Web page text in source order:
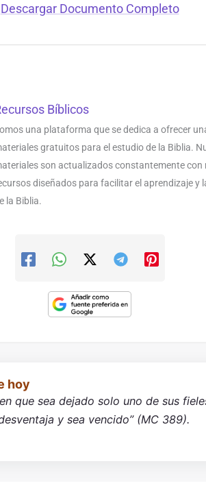
Descargar Documento Completo
Bíblicos
una plataforma que se dedica a ofrecer
gratuitos para el estudio de la Biblia.
son actualizados constantemente con
diseñados para facilitar el aprendizaje y
la Biblia.
hoy
que sea dejado solo uno de sus
y sea vencido” (MC 389).